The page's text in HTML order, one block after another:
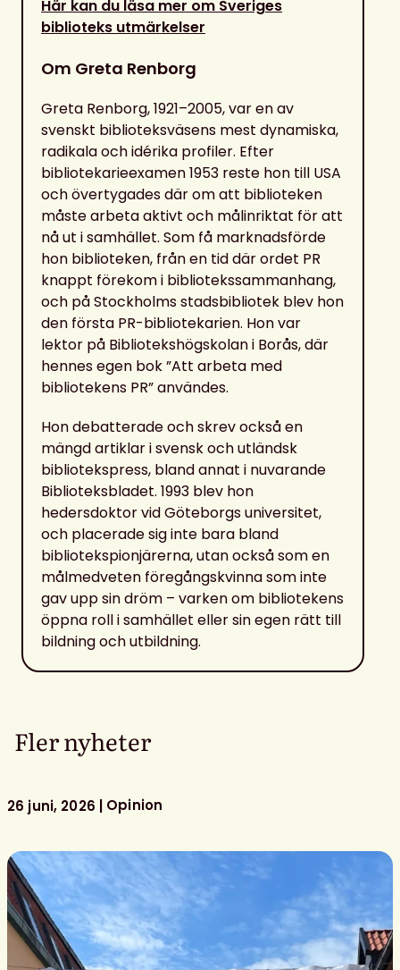
Här kan du läsa mer om Sveriges
biblioteks utmärkelser
Om Greta Renborg
Greta Renborg, 1921–2005, var en av
svenskt biblioteksväsens mest dynamiska,
radikala och idérika profiler. Efter
bibliotekarieexamen 1953 reste hon till USA
och övertygades där om att biblioteken
måste arbeta aktivt och målinriktat för att
nå ut i samhället. Som få marknadsförde
hon biblioteken, från en tid där ordet PR
knappt förekom i bibliotekssammanhang,
och på Stockholms stadsbibliotek blev hon
den första PR-bibliotekarien. Hon var
lektor på Bibliotekshögskolan i Borås, där
hennes egen bok ”Att arbeta med
bibliotekens PR” användes.
Hon debatterade och skrev också en
mängd artiklar i svensk och utländsk
bibliotekspress, bland annat i nuvarande
Biblioteksbladet. 1993 blev hon
hedersdoktor vid Göteborgs universitet,
och placerade sig inte bara bland
bibliotekspionjärerna, utan också som en
målmedveten föregångskvinna som inte
gav upp sin dröm – varken om bibliotekens
öppna roll i samhället eller sin egen rätt till
bildning och utbildning.
Fler nyheter
26 juni, 2026 Opinion